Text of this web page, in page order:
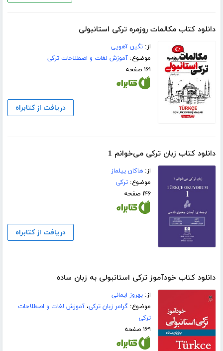
دانلود کتاب مکالمات روزمره ترکی استانبولی
از:نگین آهویی
موضوع:آموزش لغات و اصطلاحات ترکی
۱۶۱ صفحه
دریافت از کتابراه
دانلود کتاب زبان ترکی می‌خوانم 1
از:هاکان ییلماز
موضوع:ترکی
۱۴۶ صفحه
دریافت از کتابراه
دانلود کتاب خودآموز ترکی استانبولی به زبان ساده
از:بهروز ایمانی
موضوع:گرامر زبان ترکی،آموزش لغات و اصطلاحات
ترکی
۱۶۹ صفحه